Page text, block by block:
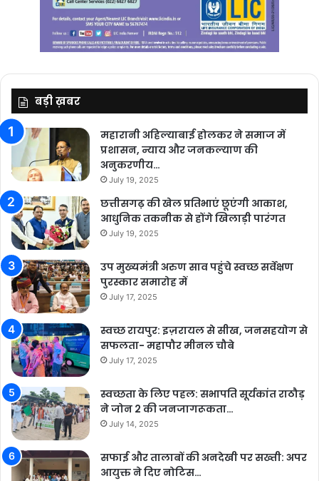
बड़ी ख़बर
महारानी अहिल्याबाई होलकर ने समाज में
प्रशासन, न्याय और जनकल्याण की
अनुकरणीय…
July 19, 2025
छत्तीसगढ़ की खेल प्रतिभाएं छूएंगी आकाश,
आधुनिक तकनीक से होंगे खिलाड़ी पारंगत
July 19, 2025
उप मुख्यमंत्री अरुण साव पहुंचे स्वच्छ सर्वेक्षण
पुरस्कार समारोह में
July 17, 2025
स्वच्छ रायपुर: इज़रायल से सीख, जनसहयोग से
सफलता- महापौर मीनल चौबे
July 17, 2025
स्वच्छता के लिए पहल: सभापति सूर्यकांत राठौड़
ने जोन 2 की जनजागरूकता…
July 14, 2025
सफाई और तालाबों की अनदेखी पर सख्ती: अपर
आयुक्त ने दिए नोटिस…